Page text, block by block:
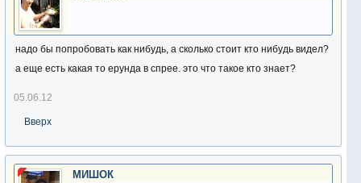
надо бы попробовать как нибудь, а сколько стоит кто нибудь видел?
а еще есть какая то ерунда в спрее. это что такое кто знает?
05.06.12
Вверх
МИШОК